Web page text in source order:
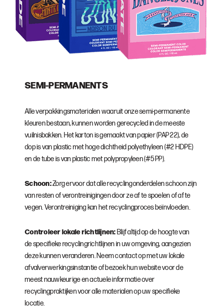
SEMI-PERMANENTS
Alle verpakkingsmaterialen waaruit onze semi-permanente
kleuren bestaan, kunnen worden gerecycled in de meeste
vuilnisbakken. Het karton is gemaakt van papier (PAP 22), de
dop is van plastic met hoge dichtheid polyethyleen (#2 HDPE)
en de tube is van plastic met polypropyleen (#5 PP).
Schoon:Zorg ervoor dat alle recyclingonderdelen schoon zijn
van resten of verontreinigingen door ze af te spoelen of af te
vegen. Verontreiniging kan het recyclingproces beïnvloeden.
Controleer lokale richtlijnen: Blijf altijd op de hoogte van
de specifieke recyclingrichtlijnen in uw omgeving, aangezien
deze kunnen veranderen. Neem contact op met uw lokale
afvalverwerkingsinstantie of bezoek hun website voor de
meest nauwkeurige en actuele informatie over
recyclingpraktijken voor alle materialen op uw specifieke
locatie.